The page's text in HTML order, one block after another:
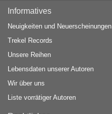
Informatives
Neuigkeiten und Neuerscheinungen
Trekel Records
Unsere Reihen
Lebensdaten unserer Autoren
Wir über uns
Liste vorrätiger Autoren